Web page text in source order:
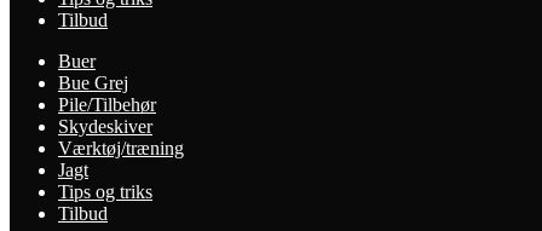
Tilbud
Buer
Bue Grej
Pile/Tilbehør
Skydeskiver
Værktøj/træning
Jagt
Tips og triks
Tilbud